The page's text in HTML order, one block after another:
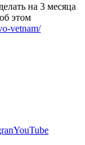
на 3 месяца
этом
vetnam/
YouTube